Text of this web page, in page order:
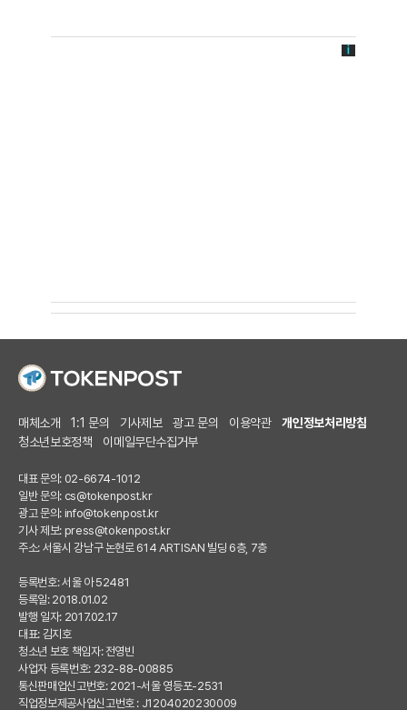
매체소개 1:1 문의 기사제보 광고 문의 이용약관
개인정보처리방침
청소년보호정책
이메일무단수집거부
대표 문의: 02-6674-1012
일반 문의: cs@tokenpost.kr
광고 문의: info@tokenpost.kr
기사 제보: press@tokenpost.kr
주소: 서울시 강남구 논현로 614 ARTISAN 빌딩 6층, 7층
등록번호: 서울 아 52481
등록일: 2018.01.02
발행 일자: 2017.02.17
대표: 김지호
청소년 보호 책임자: 전영빈
사업자 등록번호: 232-88-00885
통신판매업신고번호: 2021-서울 영등포-2531
직업정보제공사업신고번호 : J1204020230009